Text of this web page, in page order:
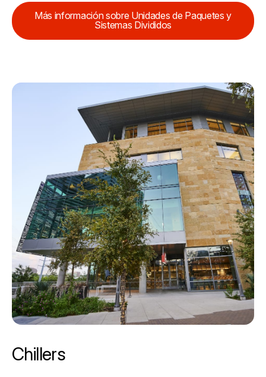
Más información sobre Unidades de Paquetes y
Sistemas Divididos
Chillers